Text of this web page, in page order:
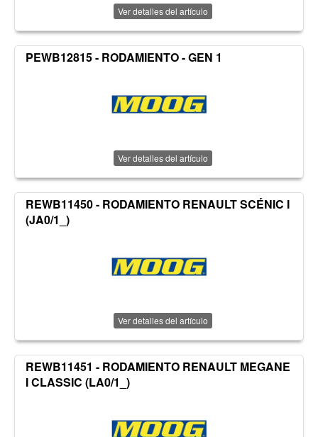
Ver detalles del artículo
PEWB12815 - RODAMIENTO - GEN 1
Ver detalles del artículo
REWB11450 - RODAMIENTO RENAULT SCÉNIC I
(JA0/1_)
Ver detalles del artículo
REWB11451 - RODAMIENTO RENAULT MEGANE
I CLASSIC (LA0/1_)